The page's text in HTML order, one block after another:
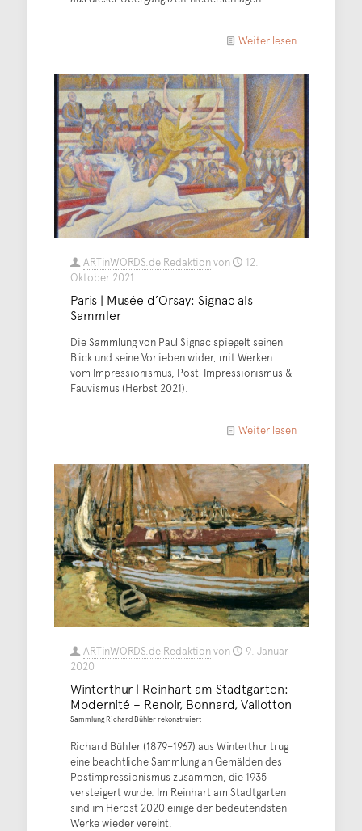
Weiter lesen
ARTinWORDS.de Redaktionvon
12.
Oktober 2021
Paris | Musée d’Orsay: Signac als
Sammler
Die Sammlung von Paul Signac spiegelt seinen
Blick und seine Vorlieben wider, mit Werken
vom Impressionismus, Post-Impressionismus &
Fauvismus (Herbst 2021).
Weiter lesen
ARTinWORDS.de Redaktionvon
9. Januar
2020
Winterthur | Reinhart am Stadtgarten:
Modernité – Renoir, Bonnard, Vallotton
Sammlung Richard Bühler rekonstruiert
Richard Bühler (1879–1967) aus Winterthur trug
eine beachtliche Sammlung an Gemälden des
Postimpressionismus zusammen, die 1935
versteigert wurde. Im Reinhart am Stadtgarten
sind im Herbst 2020 einige der bedeutendsten
Werke wieder vereint.